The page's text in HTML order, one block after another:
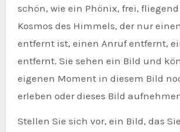
schön, wie ein Phönix, frei,
Kosmos des Himmels, der nur
entfernt ist, einen Anruf entfernt,
entfernt. Sie sehen ein Bild und
eigenen Moment in diesem Bild
erleben oder dieses Bild
Stellen Sie sich vor, ein Bild, das